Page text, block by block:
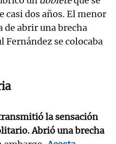
casi dos años. El menor
de abrir una brecha
Fernández se colocaba
la sensación
Abrió una brecha